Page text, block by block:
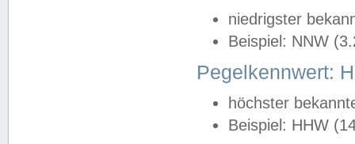
niedrigster
Beispiel: NNW
Pegelkennwert:
höchster
Beispiel: HHW